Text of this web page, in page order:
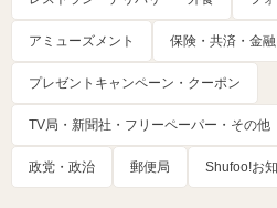
アミューズメント 保険・共済・金融
プレゼントキャンペーン・クーポン
TV局・新聞社・フリーペーパー・その他
政党・政治 郵便局 Shufoo!お